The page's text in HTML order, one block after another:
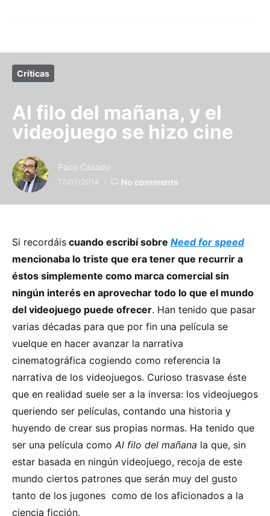
Críticas
Al filo del mañana, y el
videojuego se hizo cine
Paco Casado
17/07/2014 No comments
Si recordáis cuando escribí sobre Need for speed
mencionaba lo triste que era tener que recurrir a
éstos simplemente como marca comercial sin
ningún interés en aprovechar todo lo que el mundo
del videojuego puede ofrecer. Han tenido que pasar
varias décadas para que por fin una película se
vuelque en hacer avanzar la narrativa
cinematográfica cogiendo como referencia la
narrativa de los videojuegos. Curioso trasvase éste
que en realidad suele ser a la inversa: los videojuegos
queriendo ser películas, contando una historia y
huyendo de crear sus propias normas. Ha tenido que
ser una película como Al filo del mañana la que, sin
estar basada en ningún videojuego, recoja de este
mundo ciertos patrones que serán muy del gusto
tanto de los jugones como de los aficionados a la
ciencia ficción.